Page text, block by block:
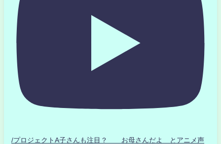
/プロジェクトA子さんも注目？ お母さんだよ とアニメ声